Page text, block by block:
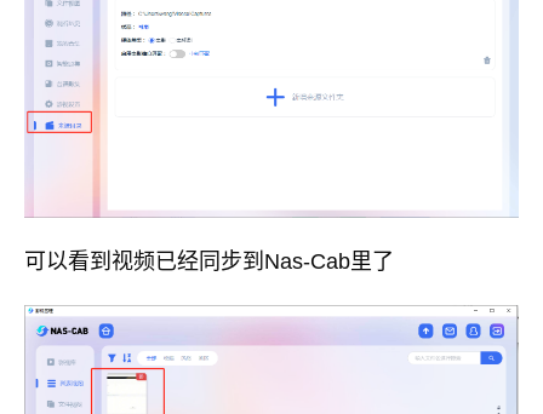
可以看到视频已经同步到Nas-Cab里了